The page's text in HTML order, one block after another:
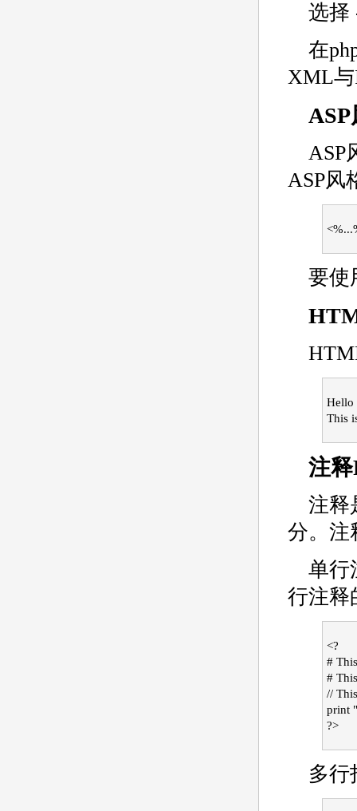
选择
在
XML与
ASP
ASP风
要使
Hello
This
注
注释
分。注
单行
行注释
<?
#
#
//
print
?>
多行